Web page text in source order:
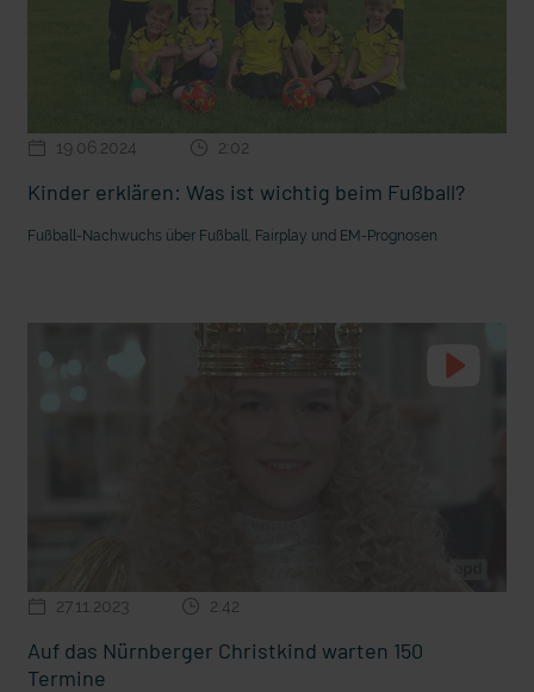
19.06.2024 2:02
Kinder erklären: Was ist wichtig beim Fußball?
Fußball-Nachwuchs über Fußball, Fairplay und EM-Prognosen
27.11.2023 2:42
Auf das Nürnberger Christkind warten 150
Termine